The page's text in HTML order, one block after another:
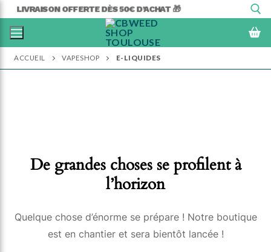
Aller
contenu
LIVRAISON OFFERTE DÈS 50€ D’ACHAT 🎁
Rechercher :
ACCUEIL VAPESHOP E-LIQUIDES
De grandes choses se profilent à
l’horizon
Quelque chose d’énorme se prépare ! Notre boutique
est en chantier et sera bientôt lancée !